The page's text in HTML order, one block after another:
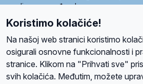
zemljama, a međusobna su povezane
pod nazivom Svjetska obitelj Radio
Radio Maria). Svjetsku obitelj utemeljilo
kojima je i hrvatska Udruga Radio Marija.
Koristimo kolačiće!
Na našoj web stranici koristimo
osigurali osnovne funkcionalnosti i
stranice. Klikom na "Prihvati sve"
svih kolačića. Međutim, možete